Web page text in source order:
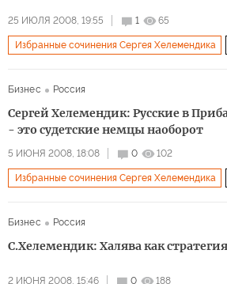
25 ИЮЛЯ 2008, 19:55 1 65
Избранные сочинения Сергея Хелемендика
Бизнес
Россия
Сергей Хелемендик: Русские в
- это судетские немцы наоборот
5 ИЮНЯ 2008, 18:08 0 102
Избранные сочинения Сергея Хелемендика
Бизнес
Россия
С.Хелемендик: Халява как стратегия
2 ИЮНЯ 2008, 15:46 0 188